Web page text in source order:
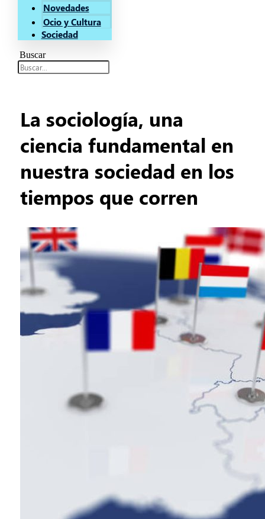
Novedades
Ocio y Cultura
Sociedad
Buscar
La sociología, una
ciencia fundamental en
nuestra sociedad en los
tiempos que corren